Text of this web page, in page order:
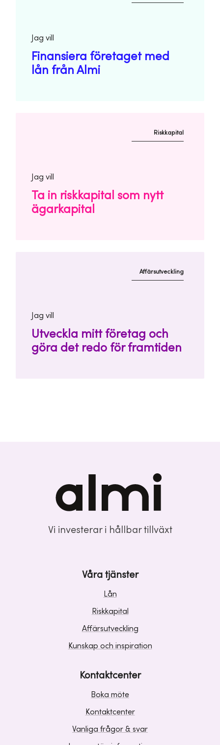
Jag vill
Finansiera företaget med
lån från Almi
Riskkapital
Jag vill
Ta in riskkapital som nytt
ägarkapital
Affärsutveckling
Jag vill
Utveckla mitt företag och
göra det redo för framtiden
Vi investerar i hållbar tillväxt
Våra tjänster
Lån
Riskkapital
Affärsutveckling
Kunskap och inspiration
Kontaktcenter
Boka möte
Kontaktcenter
Vanliga frågor & svar